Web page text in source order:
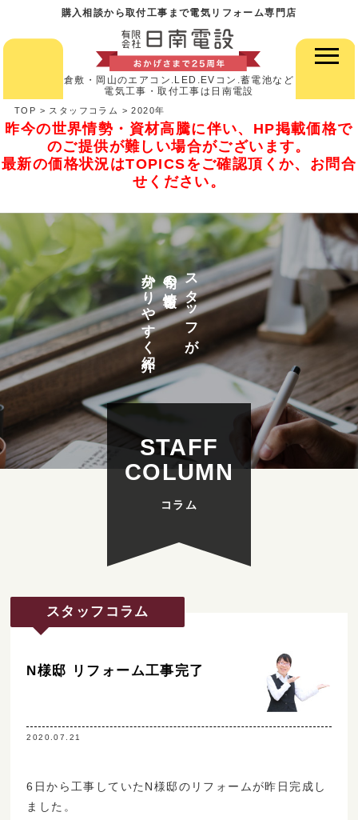
購入相談から取付工事まで電気リフォーム専門店
倉敷・岡山のエアコン.LED.EVコン.蓄電池など
電気工事・取付工事は日南電設
TOP > スタッフコラム >2020年
昨今の世界情勢・資材高騰に伴い、HP掲載価格で
のご提供が難しい場合がございます。
最新の価格状況はTOPICSをご確認頂くか、お問合
せください。
スタッフが
今旬の情報を
分かりやすく紹介
STAFF
COLUMN
スタッフコラム
N様邸 リフォーム工事完了
2020.07.21
6日から工事していたN様邸のリフォームが昨日完成し
ました。